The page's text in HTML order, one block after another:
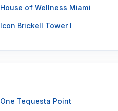
House of Wellness Miami
Icon Brickell Tower I
One Tequesta Point